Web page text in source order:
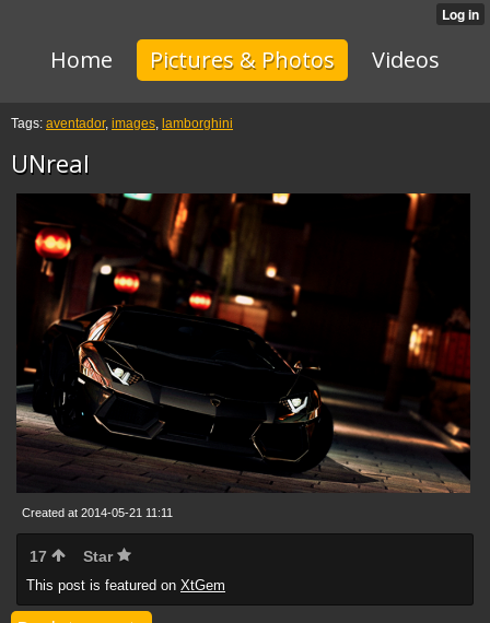
Home Pictures & Photos Videos
Tags: aventador, images, lamborghini
UNreal
Created at 2014-05-21 11:11
17 Star
This post is featured on XtGem